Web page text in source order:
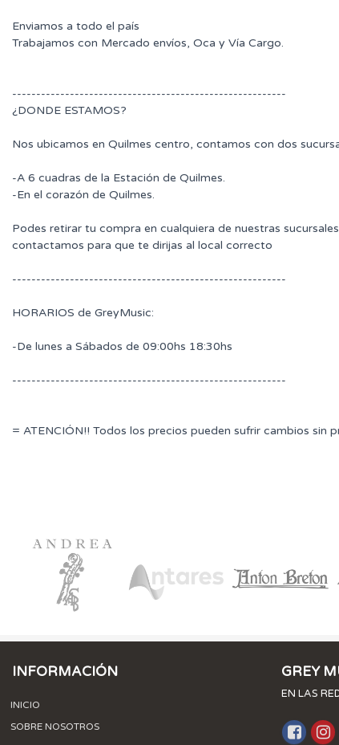
Enviamos a todo el país
Trabajamos con Mercado envíos, Oca y Vía Cargo.
---------------------------------------------------------
¿DONDE ESTAMOS?
Nos ubicamos en Quilmes centro, contamos con dos
-A 6 cuadras de la Estación de Quilmes.
-En el corazón de Quilmes.
Podes retirar tu compra en cualquiera de nuestras
contactamos para que te dirijas al local correcto
---------------------------------------------------------
HORARIOS de GreyMusic:
-De lunes a Sábados de 09:00hs 18:30hs
---------------------------------------------------------
= ATENCIÓN!! Todos los precios pueden sufrir cambios sin
INFORMACIÓN
INICIO
SOBRE NOSOTROS
GREY
EN LAS